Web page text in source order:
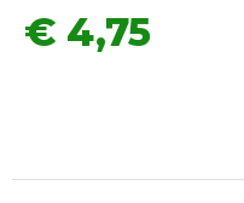
€ 4,75